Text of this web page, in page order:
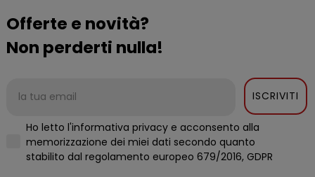
Offerte e novità?
Non perderti nulla!
ISCRIVITI
Ho letto l'informativa privacy e acconsento alla
memorizzazione dei miei dati secondo quanto
stabilito dal regolamento europeo 679/2016, GDPR